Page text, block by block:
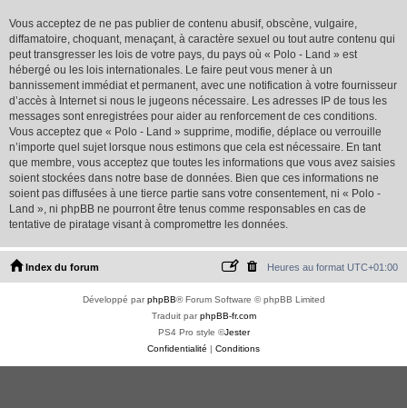
Vous acceptez de ne pas publier de contenu abusif, obscène, vulgaire,
diffamatoire, choquant, menaçant, à caractère sexuel ou tout autre contenu qui
peut transgresser les lois de votre pays, du pays où « Polo - Land » est
hébergé ou les lois internationales. Le faire peut vous mener à un
bannissement immédiat et permanent, avec une notification à votre fournisseur
d’accès à Internet si nous le jugeons nécessaire. Les adresses IP de tous les
messages sont enregistrées pour aider au renforcement de ces conditions.
Vous acceptez que « Polo - Land » supprime, modifie, déplace ou verrouille
n’importe quel sujet lorsque nous estimons que cela est nécessaire. En tant
que membre, vous acceptez que toutes les informations que vous avez saisies
soient stockées dans notre base de données. Bien que ces informations ne
soient pas diffusées à une tierce partie sans votre consentement, ni « Polo -
Land », ni phpBB ne pourront être tenus comme responsables en cas de
tentative de piratage visant à compromettre les données.
Index du forum Heures au format UTC+01:00
Développé parphpBB® Forum Software © phpBB Limited
Traduit parphpBB-fr.com
PS4 Pro style ©Jester
Confidentialité | Conditions